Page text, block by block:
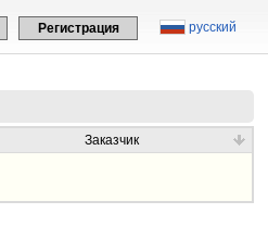
русский
Регистрация
Заказчик